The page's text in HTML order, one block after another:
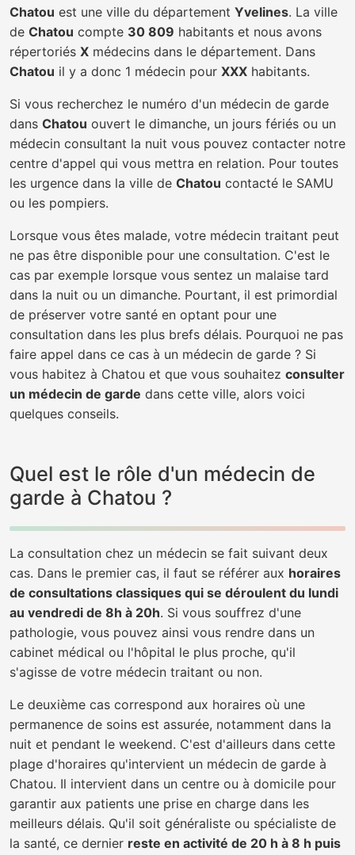
Chatou est une ville du département Yvelines. La ville
de Chatou compte 30 809 habitants et nous avons
répertoriés X médecins dans le département. Dans
Chatou il y a donc 1 médecin pour XXX habitants.
Si vous recherchez le numéro d'un médecin de garde
dans Chatou ouvert le dimanche, un jours fériés ou un
médecin consultant la nuit vous pouvez contacter notre
centre d'appel qui vous mettra en relation. Pour toutes
les urgence dans la ville de Chatou contacté le SAMU
ou les pompiers.
Lorsque vous êtes malade, votre médecin traitant peut
ne pas être disponible pour une consultation. C'est le
cas par exemple lorsque vous sentez un malaise tard
dans la nuit ou un dimanche. Pourtant, il est primordial
de préserver votre santé en optant pour une
consultation dans les plus brefs délais. Pourquoi ne pas
faire appel dans ce cas à un médecin de garde ? Si
vous habitez à Chatou et que vous souhaitez consulter
un médecin de garde dans cette ville, alors voici
quelques conseils.
Quel est le rôle d'un médecin de
garde à Chatou ?
La consultation chez un médecin se fait suivant deux
cas. Dans le premier cas, il faut se référer aux horaires
de consultations classiques qui se déroulent du lundi
au vendredi de 8h à 20h. Si vous souffrez d'une
pathologie, vous pouvez ainsi vous rendre dans un
cabinet médical ou l'hôpital le plus proche, qu'il
s'agisse de votre médecin traitant ou non.
Le deuxième cas correspond aux horaires où une
permanence de soins est assurée, notamment dans la
nuit et pendant le weekend. C'est d'ailleurs dans cette
plage d'horaires qu'intervient un médecin de garde à
Chatou. Il intervient dans un centre ou à domicile pour
garantir aux patients une prise en charge dans les
meilleurs délais. Qu'il soit généraliste ou spécialiste de
la santé, ce dernier reste en activité de 20 h à 8 h puis